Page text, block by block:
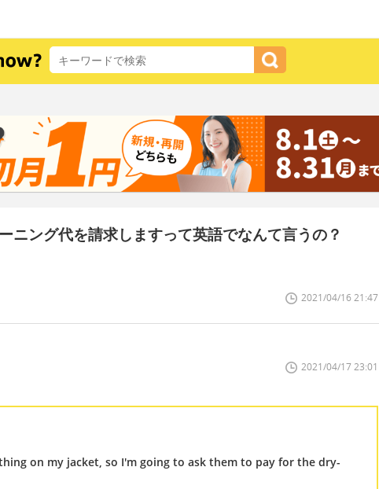
ニング代を請求しますって英語でなんて言うの？
2021/04/16 21:47
2021/04/17 23:01
on my jacket, so I'm going to ask them to pay for the dry-